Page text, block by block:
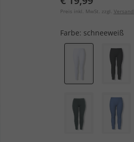
Preis inkl. MwSt. zzgl.
Farbe: schneeweiß